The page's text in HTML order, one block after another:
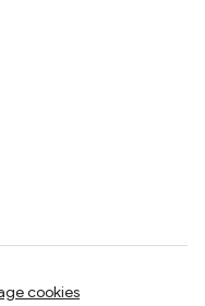
cookies